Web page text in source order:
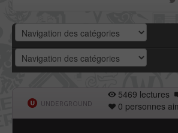
[3DS] [2DS] TUTO - Utiliser l’exploit
[3DS] [2DS] TUTO – Obtenir sa clé «
DSiWare via Seedminer
[Vita] Firmware 3.71 : et un nouveau firmware
UNDERGROUND
5469 lectures
0 personnes